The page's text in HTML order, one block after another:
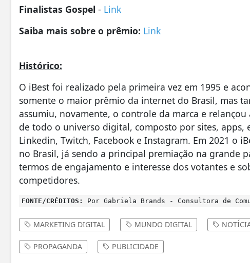
Finalistas Gospel - Link
Saiba mais sobre o prêmio: Link
Histórico:
O iBest foi realizado pela primeira vez em 1995 e
somente o maior prêmio da internet do Brasil, mas
assumiu, novamente, o controle da marca e
de todo o universo digital, composto por sites, apps,
Linkedin, Twitch, Facebook e Instagram. Em 2021 o
no Brasil, já sendo a principal premiação na grande
termos de engajamento e interesse dos votantes e
competidores.
FONTE/CRÉDITOS: Por Gabriela Brands - Consultora de
MARKETING DIGITAL MUNDO DIGITAL
PROPAGANDA PUBLICIDADE